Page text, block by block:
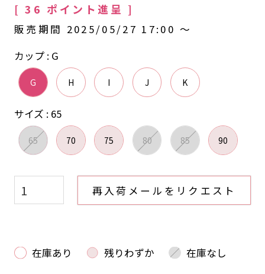
[ 36 ポイント進呈 ]
販売期間 2025/05/27 17:00 〜
サイズ 65
65 70 75 80 85 90
カップ G
G H I J K
再入荷メールをリクエスト
在庫あり 残りわずか 在庫なし